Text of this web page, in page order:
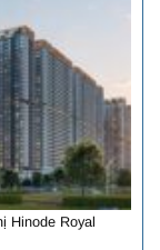
Hinode Royal